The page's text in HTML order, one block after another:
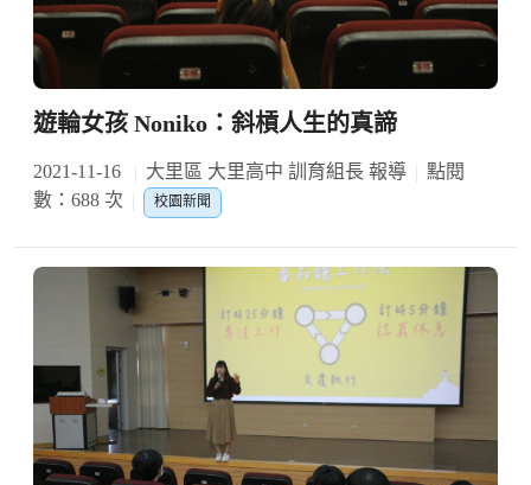
遊輪女孩 Noniko：斜槓人生的真諦
2021-11-16 大里區 大里高中 訓育組長 報導
點閱
數：688 次
校園新聞